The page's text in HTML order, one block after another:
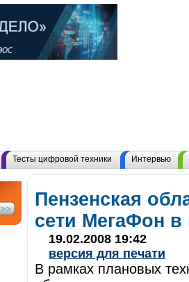
Тесты цифровой техники Интервью
Пензенская
сети МегаФон в
19.02.2008 19:42
версия для печати
В рамках плановых